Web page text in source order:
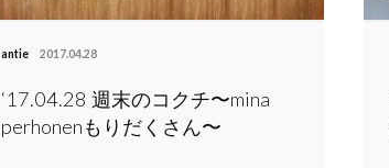
antie 2017.04.28
‘17.04.28 週末のコクチ〜mina
perhonenもりだくさん〜